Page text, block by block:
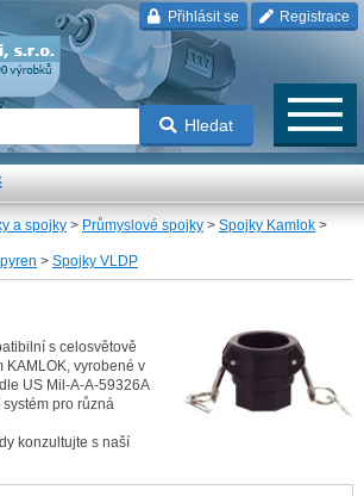
Přihlásit se Registrace
Hledat
a spojky > Průmyslové spojky > Spojky Kamlok >
> Spojky VLDP
s celosvětově
KAMLOK, vyrobené v
US Mil-A-A-59326A
pro různá
konzultujte s naší